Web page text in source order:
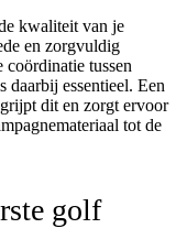
kwaliteit van je
en zorgvuldig
tussen
daarbij essentieel. Een
dit en zorgt ervoor
tot de
golf